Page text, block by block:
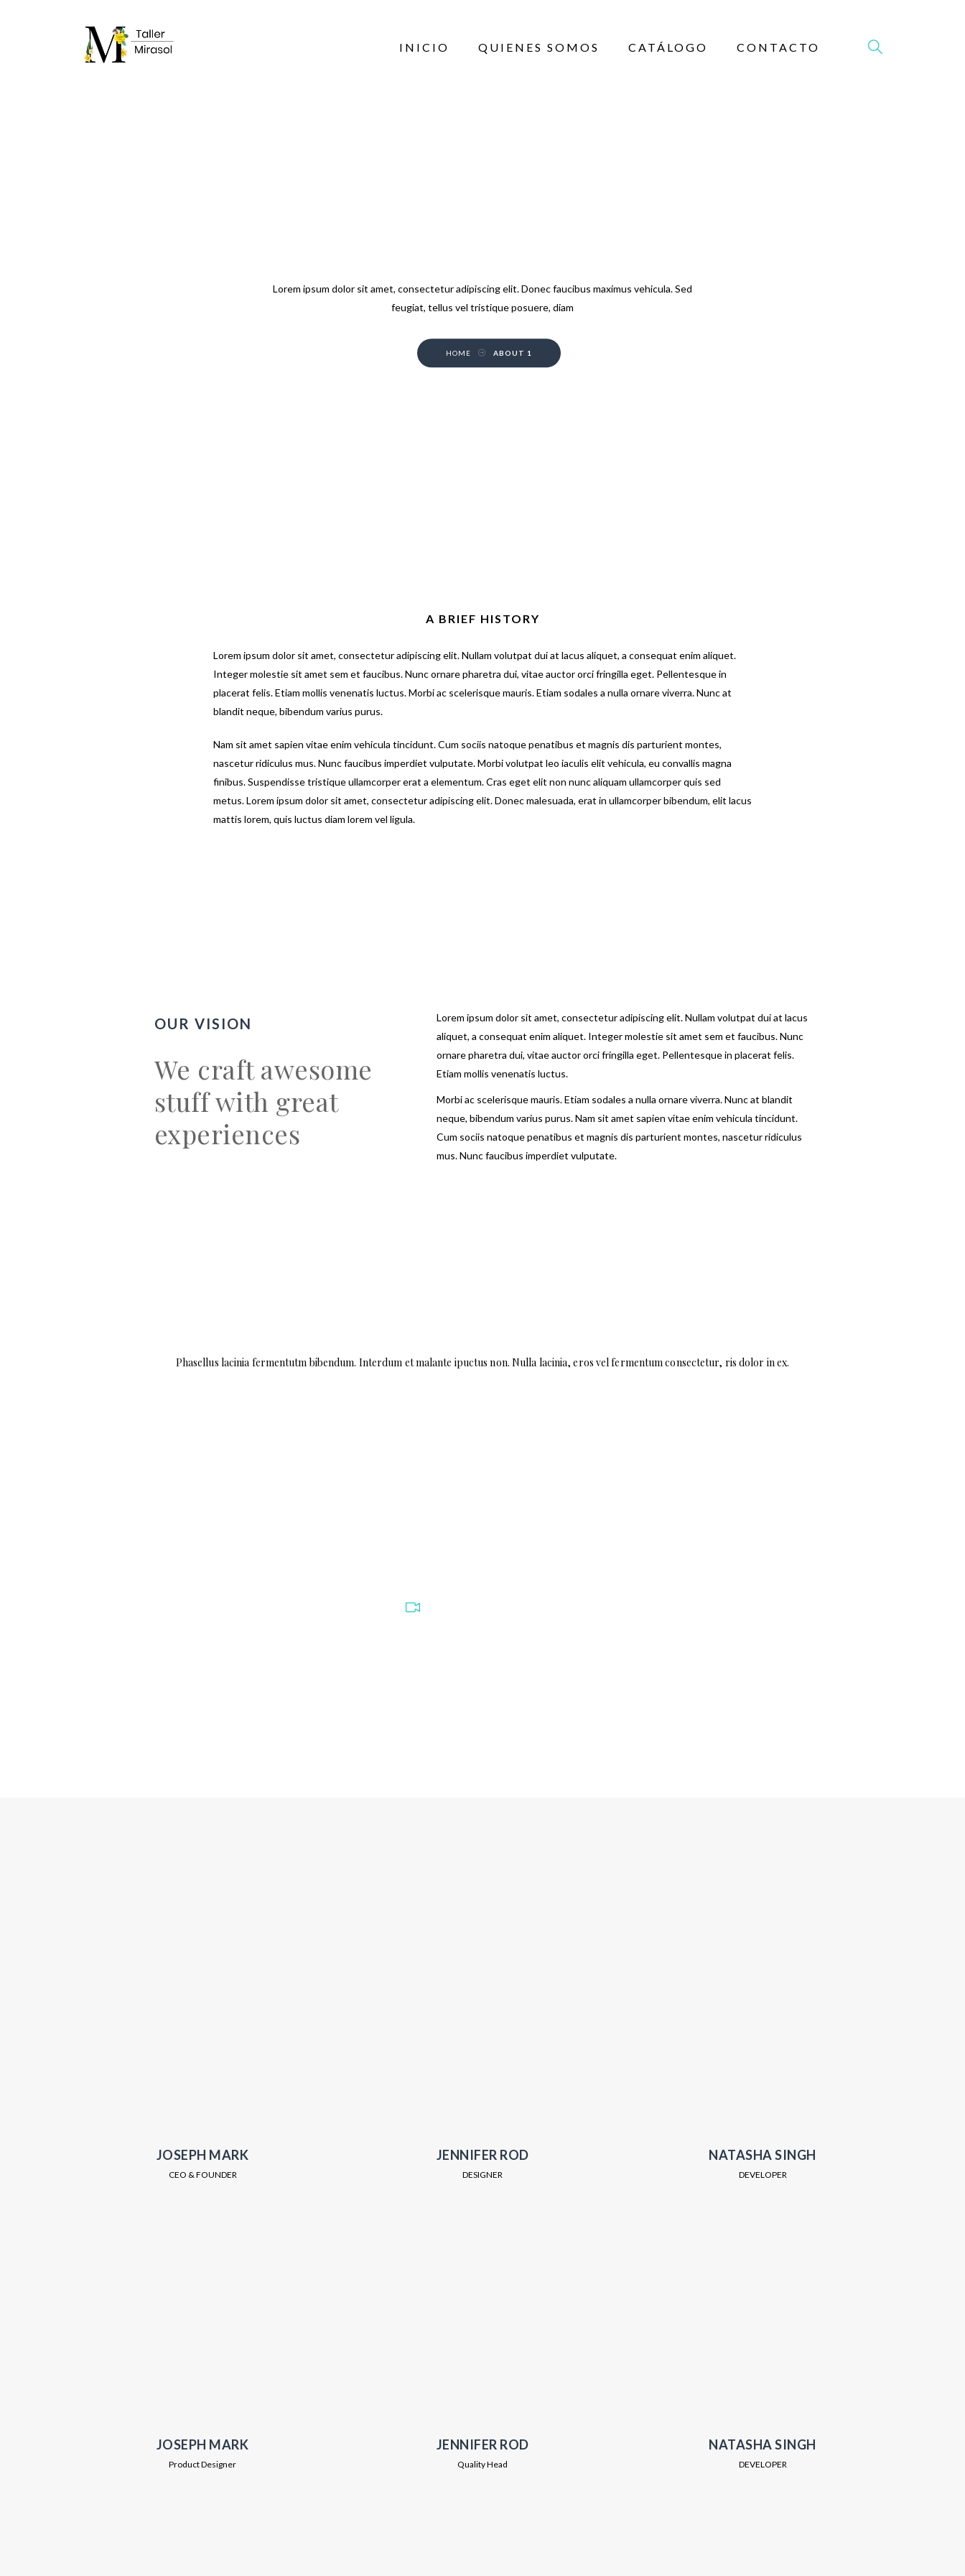
INICIO QUIENES SOMOS CATÁLOGO CONTACTO
Lorem ipsum dolor sit amet, consectetur adipiscing elit. Donec faucibus maximus vehicula. Sed
feugiat, tellus vel tristique posuere, diam
HOME ABOUT 1
A BRIEF HISTORY
Lorem ipsum dolor sit amet, consectetur adipiscing elit. Nullam volutpat dui at lacus aliquet, a consequat enim aliquet.
Integer molestie sit amet sem et faucibus. Nunc ornare pharetra dui, vitae auctor orci fringilla eget. Pellentesque in
placerat felis. Etiam mollis venenatis luctus. Morbi ac scelerisque mauris. Etiam sodales a nulla ornare viverra. Nunc at
blandit neque, bibendum varius purus.
Nam sit amet sapien vitae enim vehicula tincidunt. Cum sociis natoque penatibus et magnis dis parturient montes,
nascetur ridiculus mus. Nunc faucibus imperdiet vulputate. Morbi volutpat leo iaculis elit vehicula, eu convallis magna
finibus. Suspendisse tristique ullamcorper erat a elementum. Cras eget elit non nunc aliquam ullamcorper quis sed
metus. Lorem ipsum dolor sit amet, consectetur adipiscing elit. Donec malesuada, erat in ullamcorper bibendum, elit lacus
mattis lorem, quis luctus diam lorem vel ligula.
OUR VISION
We craft awesome
stuff with great
experiences
Lorem ipsum dolor sit amet, consectetur adipiscing elit. Nullam volutpat dui at lacus
aliquet, a consequat enim aliquet. Integer molestie sit amet sem et faucibus. Nunc
ornare pharetra dui, vitae auctor orci fringilla eget. Pellentesque in placerat felis.
Etiam mollis venenatis luctus.
Morbi ac scelerisque mauris. Etiam sodales a nulla ornare viverra. Nunc at blandit
neque, bibendum varius purus. Nam sit amet sapien vitae enim vehicula tincidunt.
Cum sociis natoque penatibus et magnis dis parturient montes, nascetur ridiculus
mus. Nunc faucibus imperdiet vulputate.
Phasellus lacinia fermentutm bibendum. Interdum et malante ipuctus non. Nulla lacinia, eros vel fermentum consectetur, ris dolor in ex.
JOSEPH MARK
CEO & FOUNDER
JENNIFER ROD
DESIGNER
NATASHA SINGH
DEVELOPER
JOSEPH MARK
Product Designer
JENNIFER ROD
Quality Head
NATASHA SINGH
DEVELOPER